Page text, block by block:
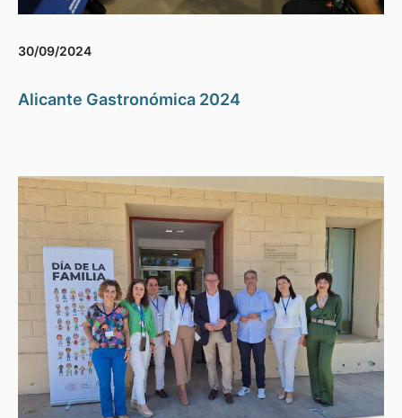
30/09/2024
Alicante Gastronómica 2024